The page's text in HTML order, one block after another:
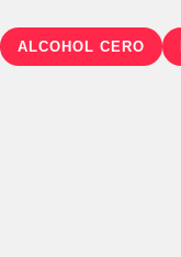
ALCOHOL CERO